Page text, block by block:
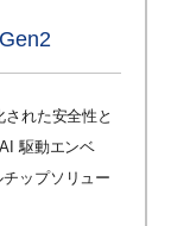
れた安全性と
駆動エンベ
ップソリュー